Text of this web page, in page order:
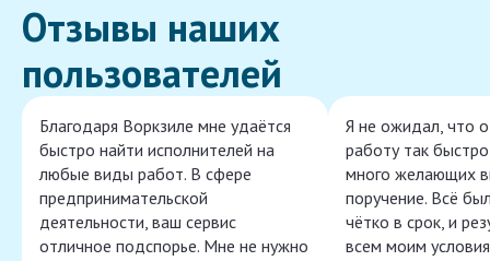
Отзывы наших
пользователей
Благодаря Воркзиле мне удаётся
быстро найти исполнителей на
любые виды работ. В сфере
предпринимательской
деятельности, ваш сервис
отличное подспорье. Мне не нужно
Я не ожидал, что
работу так
много желающих
поручение. Всё
чётко в срок, и
всем моим